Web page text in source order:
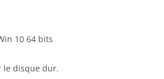
10 64 bits
le disque dur.